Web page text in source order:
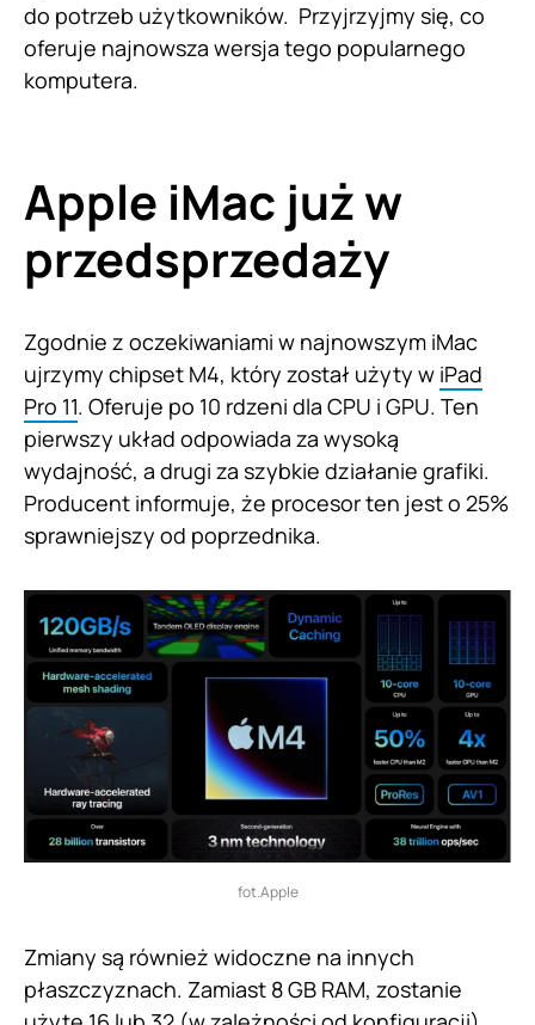
do potrzeb użytkowników. Przyjrzyjmy się, co
oferuje najnowsza wersja tego popularnego
komputera.
Apple iMac już w
przedsprzedaży
Zgodnie z oczekiwaniami w najnowszym iMac
ujrzymy chipset M4, który został użyty w iPad
Pro 11. Oferuje po 10 rdzeni dla CPU i GPU. Ten
pierwszy układ odpowiada za wysoką
wydajność, a drugi za szybkie działanie grafiki.
Producent informuje, że procesor ten jest o 25%
sprawniejszy od poprzednika.
fot.Apple
Zmiany są również widoczne na innych
płaszczyznach. Zamiast 8 GB RAM, zostanie